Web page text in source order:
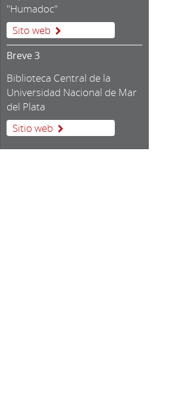
"Humadoc"
Sito web
Breve 3
Biblioteca Central de la
Universidad Nacional de Mar
del Plata
Sitio web